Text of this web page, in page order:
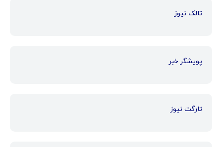
تالک نیوز
پویشگر خبر
تارگت نیوز